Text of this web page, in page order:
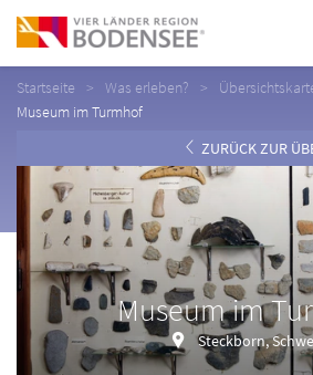
Startseite Was erleben?
Museum im Turmhof
ZURÜCK ZUR
Museum im
Steckborn,